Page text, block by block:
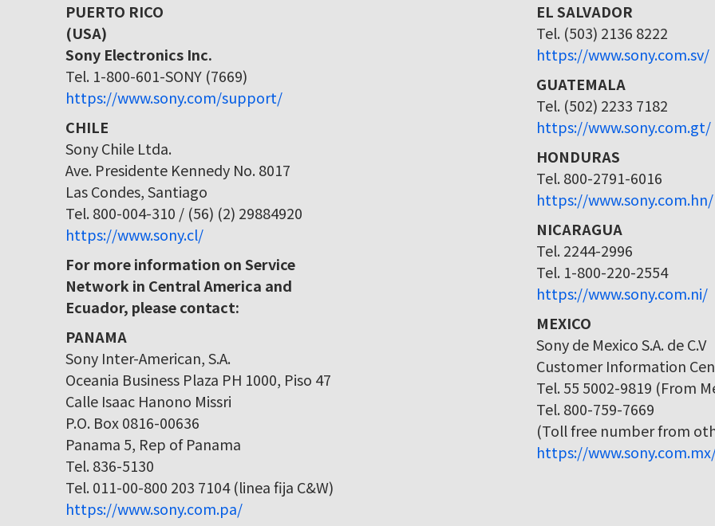
PUERTO RICO
(USA)
Sony Electronics Inc.
Tel. 1-800-601-SONY (7669)
https://www.sony.com/support/
CHILE
Sony Chile Ltda.
Ave. Presidente Kennedy No. 8017
Las Condes, Santiago
Tel. 800-004-310 / (56) (2) 29884920
https://www.sony.cl/
For more information on Service
Network in Central America and
Ecuador, please contact:
PANAMA
Sony Inter-American, S.A.
Oceania Business Plaza PH 1000, Piso 47
Calle Isaac Hanono Missri
P.O. Box 0816-00636
Panama 5, Rep of Panama
Tel. 836-5130
Tel. 011-00-800 203 7104 (linea fija C&W)
https://www.sony.com.pa/
EL SALVADOR
Tel. (503) 2136 8222
https://www.sony.com.sv/
GUATEMALA
Tel. (502) 2233 7182
https://www.sony.com.gt/
HONDURAS
Tel. 800-2791-6016
https://www.sony.com.hn/
NICARAGUA
Tel. 2244-2996
Tel. 1-800-220-2554
https://www.sony.com.ni/
MEXICO
Sony de Mexico S.A. de C.V
Customer Information
Tel. 55 5002-9819 (From
Tel. 800-759-7669
(Toll free number from
https://